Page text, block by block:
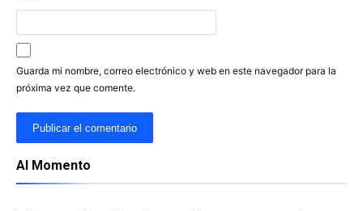
Guarda mi nombre, correo electrónico y web en este navegador para la
próxima vez que comente.
Al Momento